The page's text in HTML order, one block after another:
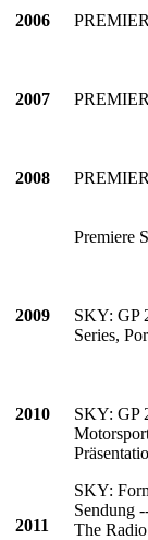
2006
2007
2008
Premiere
2009
SKY: GP
Series,
2010
2011
SKY: GP
SKY:
Sendung
The